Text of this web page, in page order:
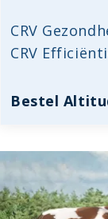
CRV
CRV
Bestel